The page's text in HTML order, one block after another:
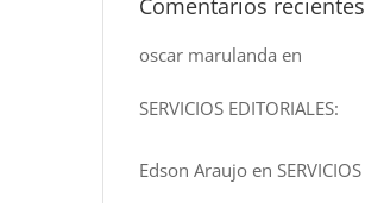
oscar marulanda en
SERVICIOS EDITORIALES:
Edson Araujo enSERVICIOS